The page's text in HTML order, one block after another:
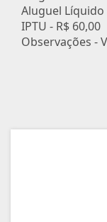
Aluguel Líquido
IPTU - R$ 60,00
Observações -